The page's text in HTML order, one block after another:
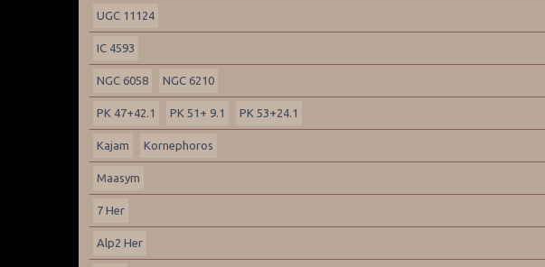
UGC 11124
IC 4593
NGC 6058 NGC 6210
PK 47+42.1 PK 51+ 9.1 PK 53+24.1
Kajam Kornephoros
Maasym
7 Her
Alp2 Her